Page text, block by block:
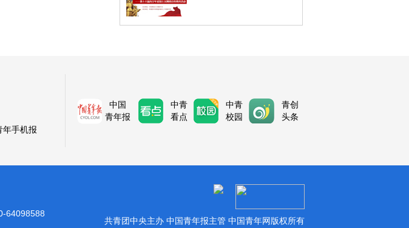
年手机报
中国
青年报
中青
看点
中青
校园
青创
头条
64098588
共青团中央主办 中国青年报主管 中国青年网版权所有